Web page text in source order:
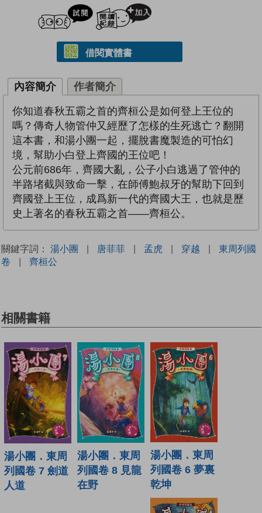
試閲
借閱實體書
內容簡介 作者簡介
你知道春秋五霸之首的齊桓公是如何登上王位的
嗎？傳奇人物管仲又經歷了怎樣的生死逃亡？翻開
這本書，和湯小團一起，擺脫書魔製造的可怕幻
境，幫助小白登上齊國的王位吧！
公元前686年，齊國大亂，公子小白逃過了管仲的
半路堵截與致命一擊，在師傅鮑叔牙的幫助下回到
齊國登上王位，成爲新一代的齊國大王，也就是歷
史上著名的春秋五霸之首——齊桓公。
關鍵字詞： 湯小團 | 唐菲菲 | 孟虎 | 穿越 |
東周列國
卷
| 齊桓公
相關書籍
湯小團．東周
列國卷 7 劍道
人道
湯小團．東周
列國卷 8 見龍
在野
湯小團．東周
列國卷 6 夢裏
乾坤